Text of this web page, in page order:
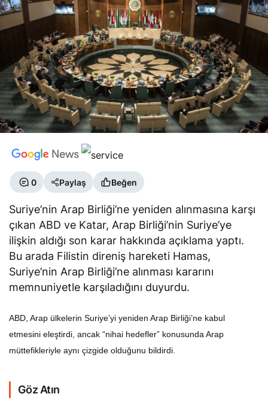
0 Paylaş Beğen
Suriye’nin Arap Birliği’ne yeniden alınmasına karşı
çıkan ABD ve Katar, Arap Birliği’nin Suriye’ye
ilişkin aldığı son karar hakkında açıklama yaptı.
Bu arada Filistin direniş hareketi Hamas,
Suriye’nin Arap Birliği’ne alınması kararını
memnuniyetle karşıladığını duyurdu.
ABD, Arap ülkelerin Suriye’yi yeniden Arap Birliği’ne kabul
etmesini eleştirdi, ancak “nihai hedefler” konusunda Arap
müttefikleriyle aynı çizgide olduğunu bildirdi.
Göz Atın